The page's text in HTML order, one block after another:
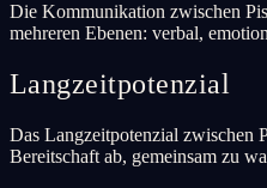
Die Kommunikation zwischen
mehreren Ebenen: verbal,
Langzeitpotenzial
Das Langzeitpotenzial zwischen
Bereitschaft ab, gemeinsam zu